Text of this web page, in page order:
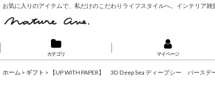
お気に入りのアイテムで、私だけのこだわりライフスタイルへ。インテリア
カテゴリ マイページ
ホーム > ギフト > 【UP WITH PAPER】 3D Deep Sea ディープシー バース